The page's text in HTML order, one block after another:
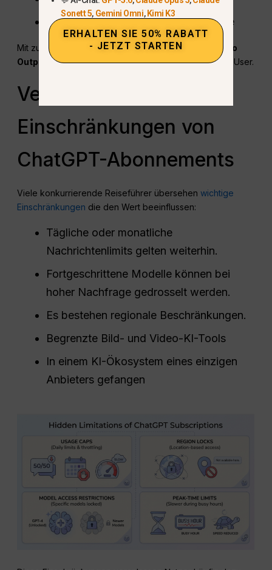
Funktionsbeschränkungen nach Stufe
Mit zunehmender Nutzung,Die effektiven Kosten pro
Output steigen ebenfalls., insbesondere für Power-User.
Versteckte
Einschränkungen von
ChatGPT-Abonnements
Viele konkurrierende Reiseführer übersehen wichtige
Einschränkungen die den Wert beeinflussen:
Tägliche oder monatliche
Nachrichtenlimits gelten weiterhin.
Fortgeschrittene Modelle können bei
hoher Nachfrage gedrosselt werden.
Es bestehen regionale Beschränkungen.
Begrenzte Bild- und Video-KI-Tools
In einem KI-Ökosystem eines einzigen
Anbieters gefangen
Sonett 5, Gemini Omni,Kimi K3
ERHALTEN SIE 50% RABATT
- JETZT STARTEN